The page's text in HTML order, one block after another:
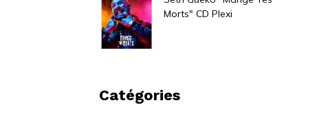
Morts" CD Plexi
Catégories